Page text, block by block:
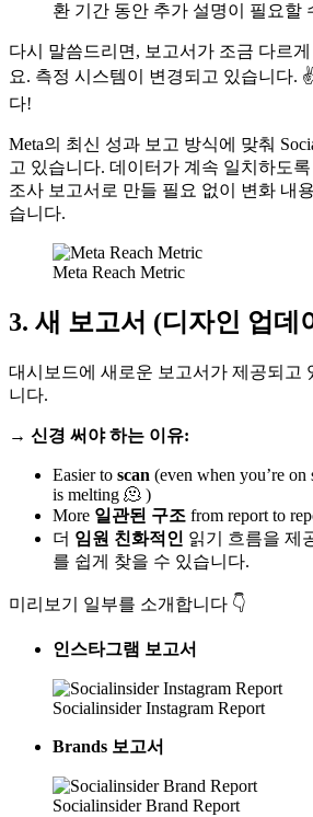
환 기간 동안 추가 설명이 필요할
다시 말씀드리면, 보고서가 조금 다르
요. 측정 시스템이 변경되고 있습니다.
다!
Meta의 최신 성과 보고 방식에 맞춰
고 있습니다. 데이터가 계속 일치하도
조사 보고서로 만들 필요 없이 변화 내
습니다.
Meta Reach Metric
3. 새 보고서 (디자인 업데
대시보드에 새로운 보고서가 제공되고
니다.
→ 신경 써야 하는 이유:
Easier to scan (even when you’re
is melting 🫠 )
More 일관된 구조 from report to
더 임원 친화적인 읽기 흐름을 제
를 쉽게 찾을 수 있습니다.
미리보기 일부를 소개합니다 👇
인스타그램 보고서
Socialinsider Instagram Report
Brands 보고서
Socialinsider Brand Report